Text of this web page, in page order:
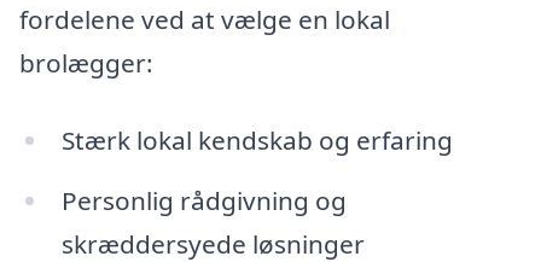
fordelene ved at vælge en lokal
brolægger:
Stærk lokal kendskab og erfaring
Personlig rådgivning og
skræddersyede løsninger